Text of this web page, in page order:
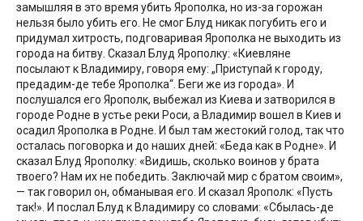
замышляя в это время убить Ярополка, но из-за горожан
нельзя было убить его. Не смог Блуд никак погубить его и
придумал хитрость, подговаривая Ярополка не выходить из
города на битву. Сказал Блуд Ярополку: «Киевляне
посылают к Владимиру, говоря ему: „Приступай к городу,
предадим-де тебе Ярополка“. Беги же из города». И
послушался его Ярополк, выбежал из Киева и затворился в
городе Родне в устье реки Роси, а Владимир вошел в Киев и
осадил Ярополка в Родне. И был там жестокий голод, так что
осталась поговорка и до наших дней: «Беда как в Родне». И
сказал Блуд Ярополку: «Видишь, сколько воинов у брата
твоего? Нам их не победить. Заключай мир с братом своим»,
— так говорил он, обманывая его. И сказал Ярополк: «Пусть
так!». И послал Блуд к Владимиру со словами: «Сбылась-де